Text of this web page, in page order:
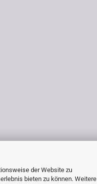
der Website zu
bieten zu können. Weitere